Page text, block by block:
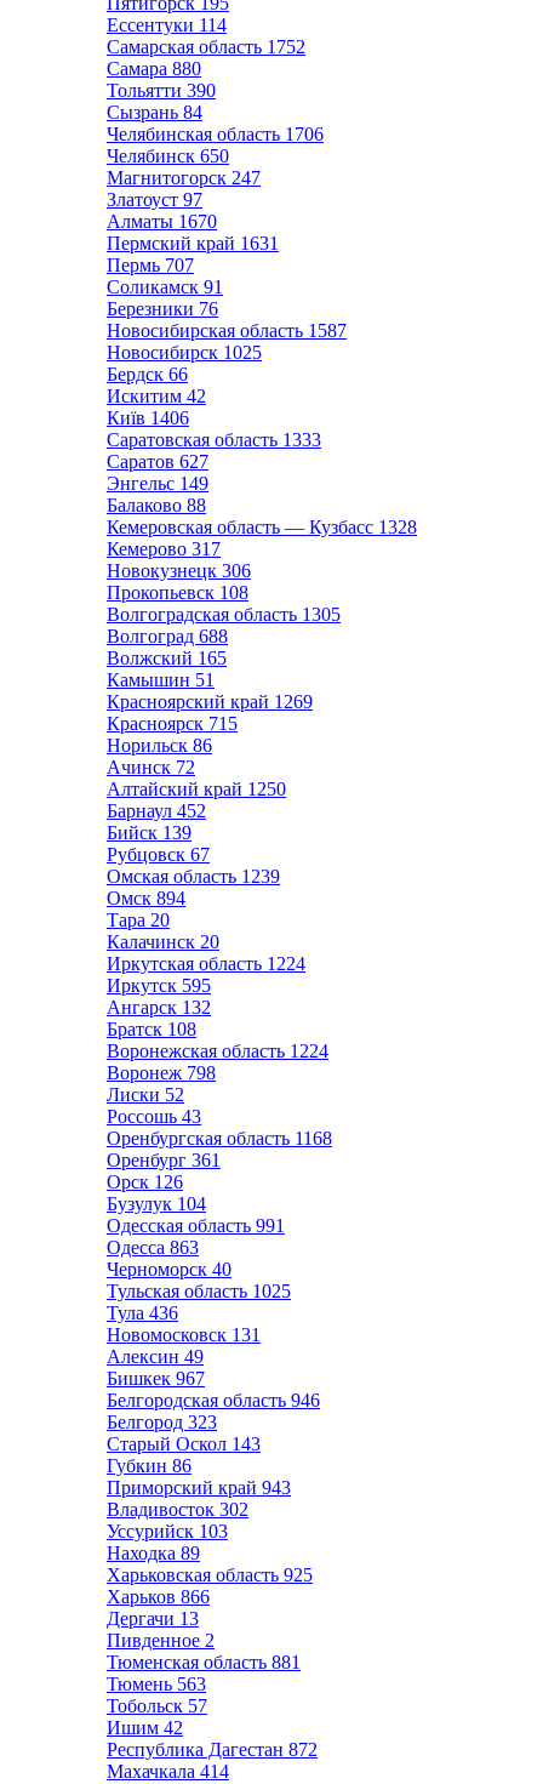
Ессентуки 114
Самарская область 1752
Самара 880
Тольятти 390
Сызрань 84
Челябинская область 1706
Челябинск 650
Магнитогорск 247
Златоуст 97
Алматы 1670
Пермский край 1631
Пермь 707
Соликамск 91
Березники 76
Новосибирская область 1587
Новосибирск 1025
Бердск 66
Искитим 42
Київ 1406
Саратовская область 1333
Саратов 627
Энгельс 149
Балаково 88
Кемеровская область — Кузбасс 1328
Кемерово 317
Новокузнецк 306
Прокопьевск 108
Волгоградская область 1305
Волгоград 688
Волжский 165
Камышин 51
Красноярский край 1269
Красноярск 715
Норильск 86
Ачинск 72
Алтайский край 1250
Барнаул 452
Бийск 139
Рубцовск 67
Омская область 1239
Омск 894
Тара 20
Калачинск 20
Иркутская область 1224
Иркутск 595
Ангарск 132
Братск 108
Воронежская область 1224
Воронеж 798
Лиски 52
Россошь 43
Оренбургская область 1168
Оренбург 361
Орск 126
Бузулук 104
Одесская область 991
Одесса 863
Черноморск 40
Тульская область 1025
Тула 436
Новомосковск 131
Алексин 49
Бишкек 967
Белгородская область 946
Белгород 323
Старый Оскол 143
Губкин 86
Приморский край 943
Владивосток 302
Уссурийск 103
Находка 89
Харьковская область 925
Харьков 866
Дергачи 13
Пивденное 2
Тюменская область 881
Тюмень 563
Тобольск 57
Ишим 42
Республика Дагестан 872
Махачкала 414